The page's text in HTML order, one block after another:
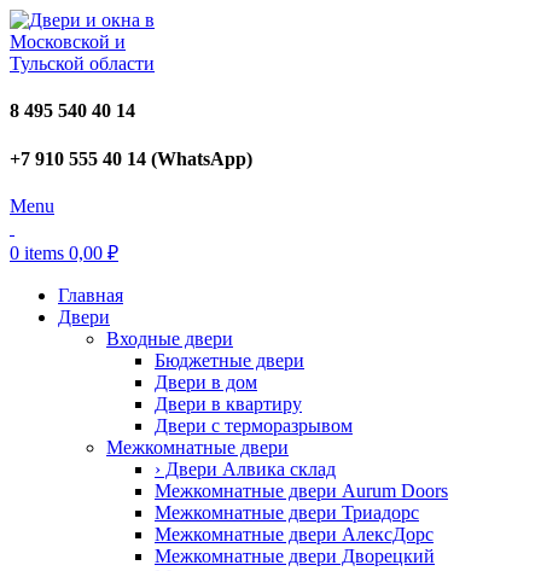
8 495 540 40 14
+7 910 555 40 14 (WhatsApp)
Menu
0 items 0,00 ₽
Главная
Двери
Входные двери
Бюджетные двери
Двери в дом
Двери в квартиру
Двери с терморазрывом
Межкомнатные двери
› Двери Алвика склад
Межкомнатные двери Aurum Doors
Межкомнатные двери Триадорс
Межкомнатные двери АлексДорс
Межкомнатные двери Дворецкий